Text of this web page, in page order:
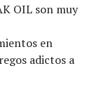
OIL son muy
en
adictos a